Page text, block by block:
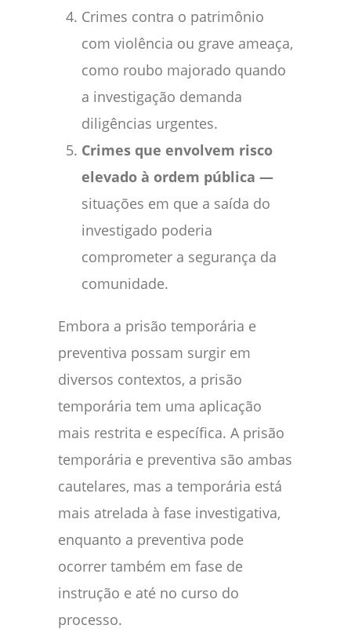
Crimes contra o patrimônio
com violência ou grave ameaça,
como roubo majorado quando
a investigação demanda
diligências urgentes.
Crimes que envolvem risco
elevado à ordem pública —
situações em que a saída do
investigado poderia
comprometer a segurança da
comunidade.
Embora a prisão temporária e
preventiva possam surgir em
diversos contextos, a prisão
temporária tem uma aplicação
mais restrita e específica. A prisão
temporária e preventiva são ambas
cautelares, mas a temporária está
mais atrelada à fase investigativa,
enquanto a preventiva pode
ocorrer também em fase de
instrução e até no curso do
processo.